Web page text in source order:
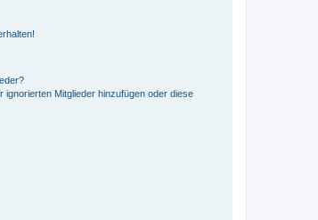
Mitglieder hinzufügen oder diese